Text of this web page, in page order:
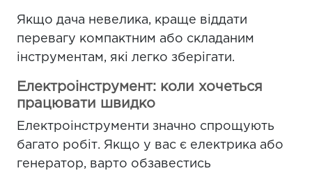
Якщо дача невелика, краще віддати
перевагу компактним або складаним
інструментам, які легко зберігати.
Електроінструмент: коли хочеться
працювати швидко
Електроінструменти значно спрощують
багато робіт. Якщо у вас є електрика або
генератор, варто обзавестись